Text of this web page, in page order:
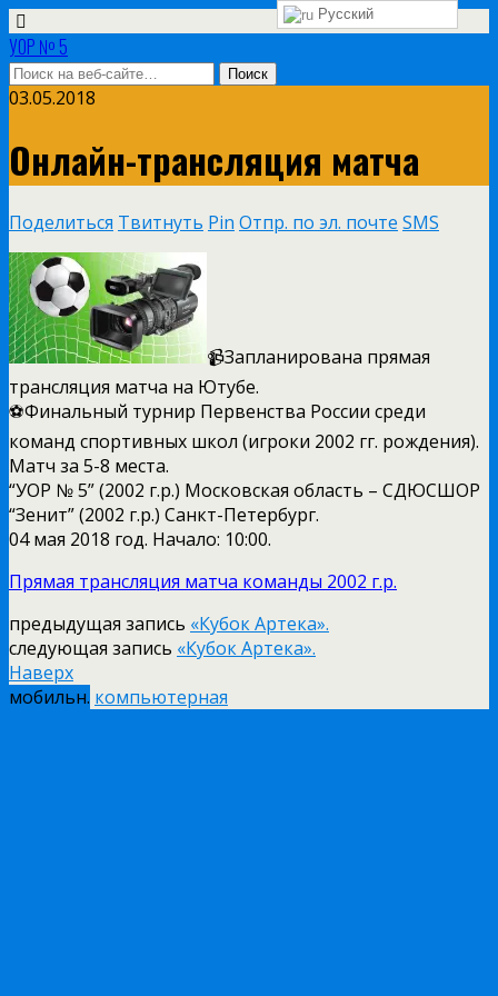
УОР № 5
03.05.2018
Онлайн-трансляция матча
Поделиться Твитнуть Pin Отпр. по эл. почте SMS
📹Запланирована прямая
трансляция матча на Ютубе.
⚽Финальный турнир Первенства России среди
команд спортивных школ (игроки 2002 гг. рождения).
Матч за 5-8 места.
“УОР № 5” (2002 г.р.) Московская область – СДЮСШОР
“Зенит” (2002 г.р.) Санкт-Петербург.
04 мая 2018 год. Начало: 10:00.
Прямая трансляция матча команды 2002 г.р.
предыдущая запись «Кубок Артека».
следующая запись «Кубок Артека».
Русский
Наверх
мобильн. компьютерная